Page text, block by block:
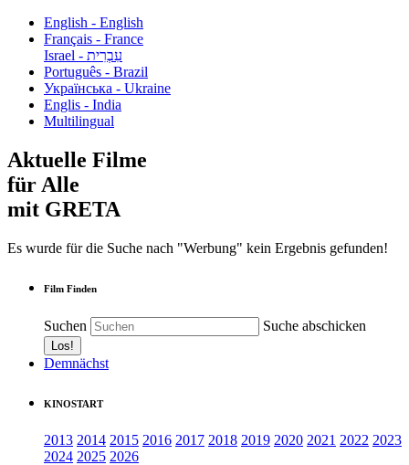
English - English
Français - France
עִבְרִית - Israel
Português - Brazil
Українська - Ukraine
Englis - India
Multilingual
Aktuelle Filme
für Alle
mit GRETA
Es wurde für die Suche nach "Werbung" kein Ergebnis gefunden!
Film Finden
Suchen Suche abschicken
Demnächst
KINOSTART
2013 2014 2015 2016 2017 2018 2019 2020 2021 2022 2023
2024 2025 2026